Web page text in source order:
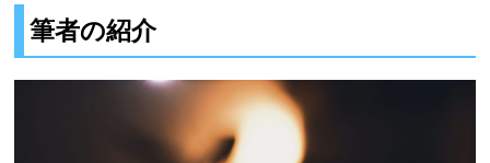
筆者の紹介